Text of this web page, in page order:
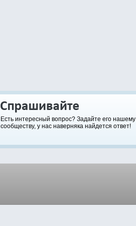
Есть интересный вопрос? Задайте его нашему
сообществу, у нас наверняка найдется ответ!